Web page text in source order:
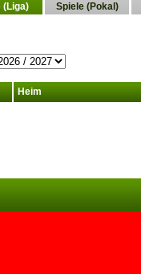
(Liga) Spiele (Pokal)
Heim